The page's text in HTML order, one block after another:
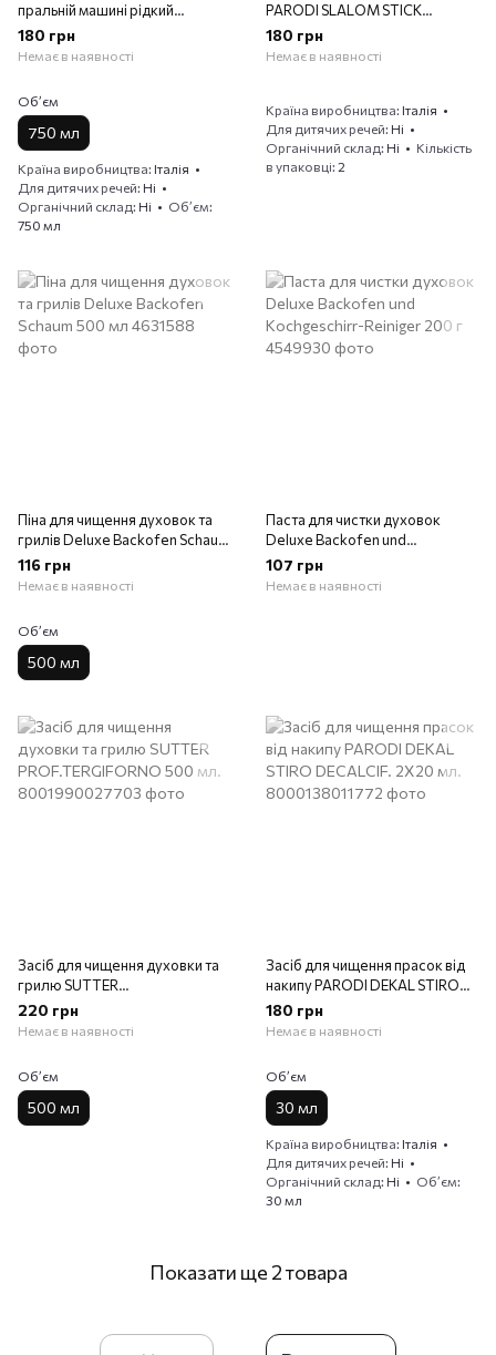
пральній машині рідкий
CHANTECLAIR NOCAL
ANTICAL.GEL 3in1 750 мл.
180 грн
Немає в наявності
Обʼєм
750 мл
Країна виробництва Італія
Для дитячих речей Ні
Органічний склад Ні
Обʼєм
750 мл
PARODI SLALOM STICK
ANTICAL.FERRO 2 шт.
180 грн
Немає в наявності
Країна виробництва Італія
Для дитячих речей Ні
Органічний склад Ні
Кількість
в упаковці 2
Піна для чищення духовок та
грилів Deluxe Backofen Schaum
500 мл
116 грн
Немає в наявності
Обʼєм
500 мл
Паста для чистки духовок
Deluxe Backofen und
Kochgeschirr-Reiniger 200 г
107 грн
Немає в наявності
Засіб для чищення духовки та
грилю SUTTER
PROF.TERGIFORNO 500 мл.
220 грн
Немає в наявності
Обʼєм
500 мл
Засіб для чищення прасок від
накипу PARODI DEKAL STIRO
DECALCIF. 2X20 мл.
180 грн
Немає в наявності
Обʼєм
30 мл
Країна виробництва Італія
Для дитячих речей Ні
Органічний склад Ні
Обʼєм
30 мл
Показати ще 2 товара